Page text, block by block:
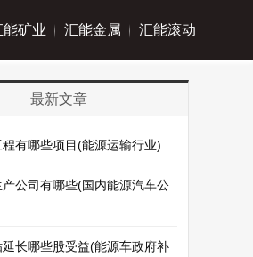
能矿业 汇能金属 汇能滚动
最新文章
有哪些项目(能源运输行业)
公司有哪些(国内能源汽车公
长哪些股受益(能源车政府补